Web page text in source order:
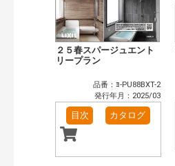
２５春スパージュエント
リープラン
品番：ﾖ-PU88BXT-2
発行年月：2025/03
目次 カタログ